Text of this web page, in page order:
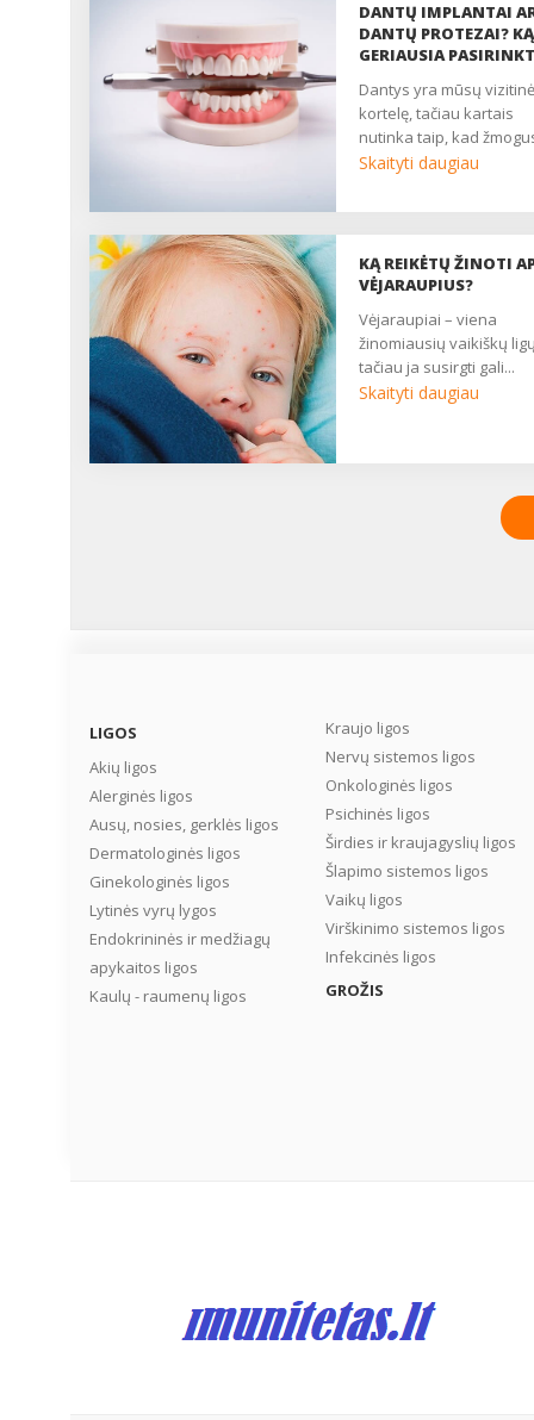
DANTŲ IMPLANTAI
DANTŲ PROTEZAI? KĄ
GERIAUSIA
dantys yra mūsų vizitinė
kortelę, tačiau kartais
nutinka taip, kad
Skaityti daugiau
KĄ REIKĖTŲ ŽINOTI
VĖJARAUPIUS?
vėjaraupiai – viena
žinomiausių vaikiškų
tačiau ja susirgti gali...
Skaityti daugiau
LIGOS
Akių ligos
Alerginės ligos
Ausų, nosies, gerklės ligos
Dermatologinės ligos
Ginekologinės ligos
Lytinės vyrų lygos
Endokrininės ir medžiagų
apykaitos ligos
Kaulų - raumenų ligos
Kraujo ligos
Nervų sistemos ligos
Onkologinės ligos
Psichinės ligos
Širdies ir kraujagyslių ligos
Šlapimo sistemos ligos
Vaikų ligos
Virškinimo sistemos ligos
Infekcinės ligos
GROŽIS